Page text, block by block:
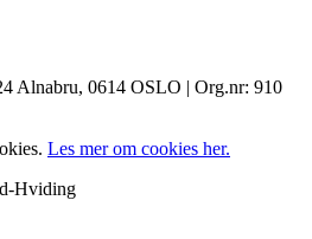
Alnabru, 0614 OSLO | Org.nr: 910
Les mer om cookies her.
Hviding